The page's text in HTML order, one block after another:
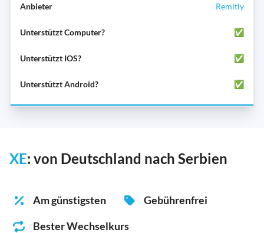
Remitly
✅
✅
✅
XE: von Deutschland nach Serbien
Am günstigsten
Gebührenfrei
Bester Wechselkurs